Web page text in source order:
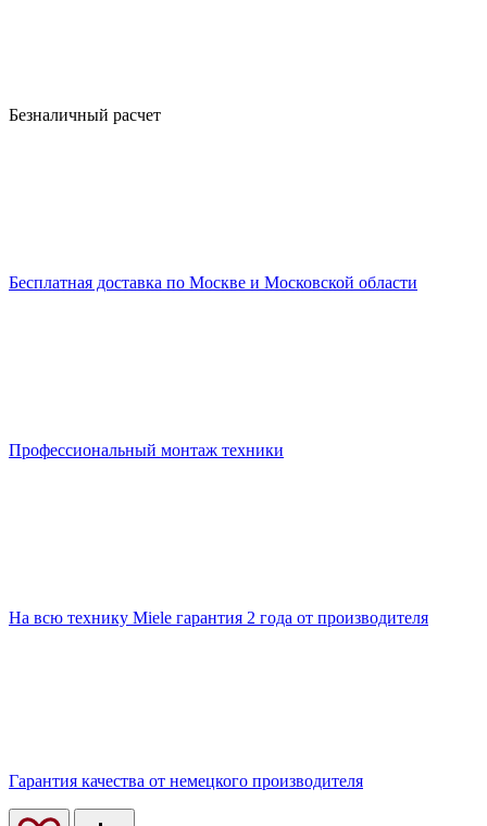
Безналичный расчет
Бесплатная доставка по Москве и Московской области
Профессиональный монтаж техники
На всю технику Miele гарантия 2 года от производителя
Гарантия качества от немецкого производителя